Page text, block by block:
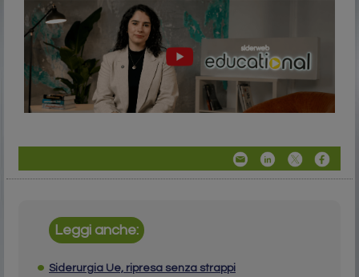
Leggi anche:
Siderurgia Ue, ripresa senza strappi